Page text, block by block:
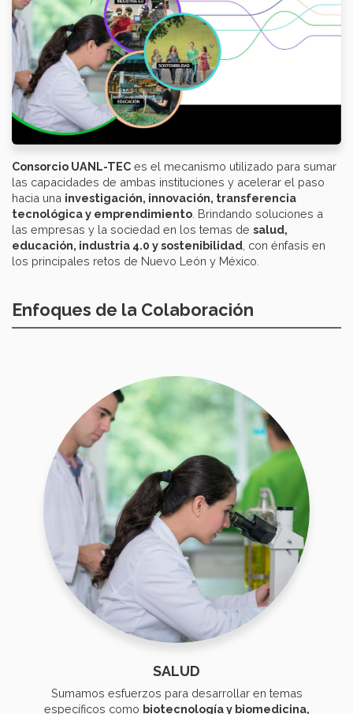
Consorcio UANL-TEC es el mecanismo utilizado para sumar
las capacidades de ambas instituciones y acelerar el paso
hacia una investigación, innovación, transferencia
tecnológica y emprendimiento . Brindando soluciones a
las empresas y la sociedad en los temas de salud,
educación, industria 4.0 y sostenibilidad , con énfasis en
los principales retos de Nuevo León y México.
Enfoques de la Colaboración
SALUD
Sumamos esfuerzos para desarrollar en temas
específicos como biotecnología y biomedicina,